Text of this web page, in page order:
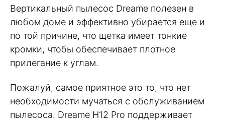
Вертикальный пылесос Dreame полезен в
любом доме и эффективно убирается еще и
по той причине, что щетка имеет тонкие
кромки, чтобы обеспечивает плотное
прилегание к углам.
Пожалуй, самое приятное это то, что нет
необходимости мучаться с обслуживанием
пылесоса. Dreame H12 Pro поддерживает